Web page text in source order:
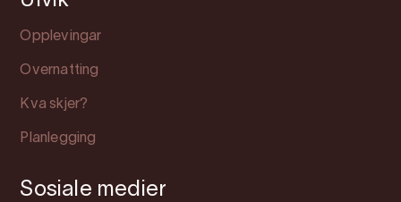
Opplevingar
Overnatting
Kva skjer?
Planlegging
Sosiale medier